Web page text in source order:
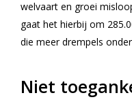
welvaart en groei
gaat het hierbij om
die meer drempels
Niet